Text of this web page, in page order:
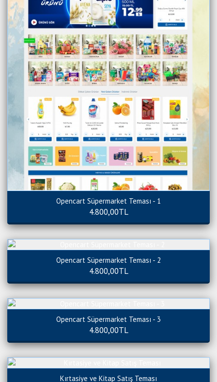
Opencart Süpermarket Teması - 1
4.800,00TL
Opencart Süpermarket Teması - 2
4.800,00TL
Opencart Süpermarket Teması - 3
4.800,00TL
Kırtasiye ve Kitap Satış Teması